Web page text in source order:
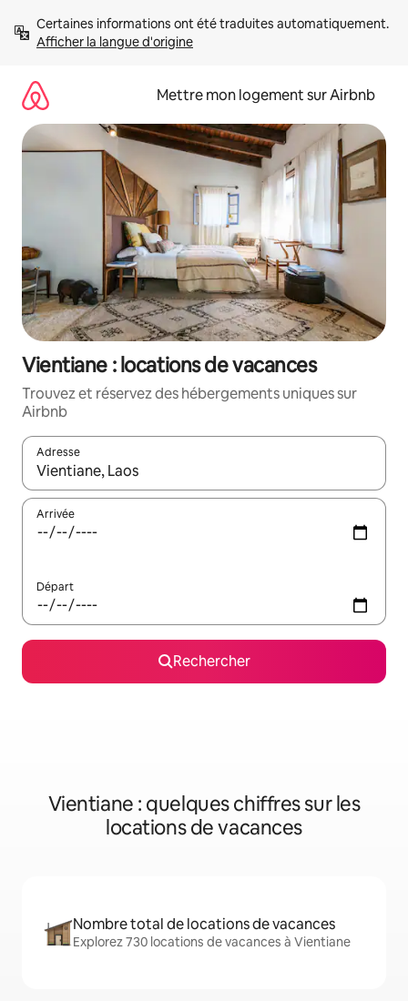
directement
Afficher la langue d'origine
Mettre mon logement sur Airbnb
Vientiane : locations de vacances
Trouvez et réservez des hébergements uniques sur
Airbnb
Adresse
Lorsque les résultats s'affichent, utilisez les flèches vers le
Arrivée
Départ
Rechercher
Vientiane : quelques chiffres sur les
locations de vacances
Nombre total de locations de vacances
Explorez 730 locations de vacances à Vientiane